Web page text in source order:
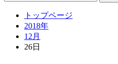
トップページ
2018年
12月
26日